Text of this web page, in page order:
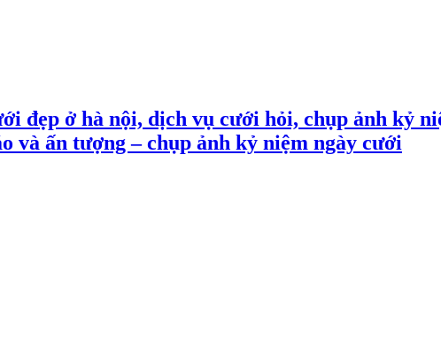
đẹp ở hà nội, dịch vụ cưới hỏi, chụp ảnh kỷ
và ấn tượng – chụp ảnh kỷ niệm ngày cưới